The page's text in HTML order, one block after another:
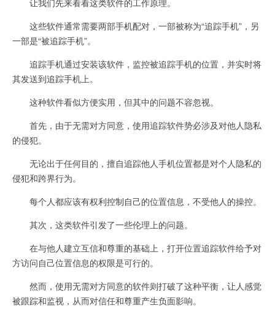
让我们先来看看这类软件的工作原理。
这些软件通常需要两部手机配对，一部被称为“追踪手机”，另
一部是“被追踪手机”。
追踪手机通过安装该软件，监控被追踪手机的位置，并实时将
其发送到追踪手机上。
这种软件看似方便实用，但其中的问题不容忽视。
首先，由于无需对方同意，使用追踪软件势必涉及对他人隐私
的侵犯。
无论出于任何目的，擅自追踪他人手机位置都是对个人隐私的
侵犯和跨界行为。
每个人都应该有权利控制自己的位置信息，不受他人的操控。
其次，这类软件引发了一些伦理上的问题。
在与他人建立互信和尊重的基础上，打开位置追踪软件给予对
方访问自己位置信息的权限是可行的。
然而，使用无需对方同意的软件则打破了这种平衡，让人感觉
被跟踪和监视，从而对信任和尊重产生负面影响。